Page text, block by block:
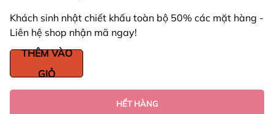
Khách sinh nhật chiết khấu toàn bộ 50% các mặt hàng -
Liên hệ shop nhận mã ngay!
THÊM VÀO
GIỎ
HẾT HÀNG